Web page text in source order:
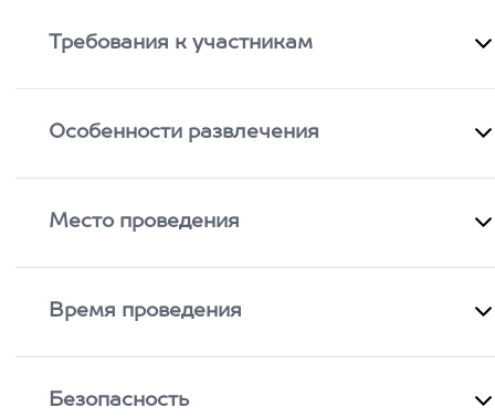
Требования к участникам
Особенности развлечения
Место проведения
Время проведения
Безопасность